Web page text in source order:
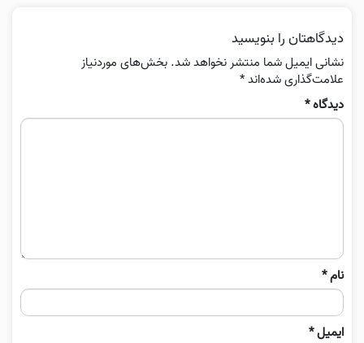
دیدگاهتان را بنویسید
نشانی ایمیل شما منتشر نخواهد شد. بخش‌های موردنیاز
علامت‌گذاری شده‌اند*
دیدگاه*
نام*
ایمیل*